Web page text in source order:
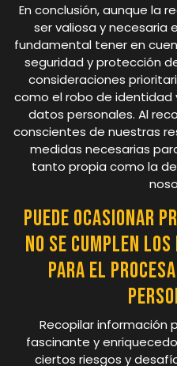
En conclusión, aunque la
ser valiosa y necesaria
fundamental tener en
seguridad y protección
consideraciones
como el robo de identidad
datos personales. Al
conscientes de nuestras
medidas necesarias
tanto propia como la
Puede ocasionar
no se cumplen
para el
Recopilar información
fascinante y
ciertos riesgos y